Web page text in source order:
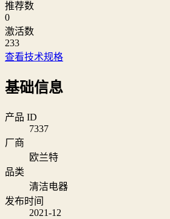
推荐数
0
激活数
233
查看技术规格
基础信息
产品 ID
7337
厂商
欧兰特
品类
清洁电器
发布时间
2021-12